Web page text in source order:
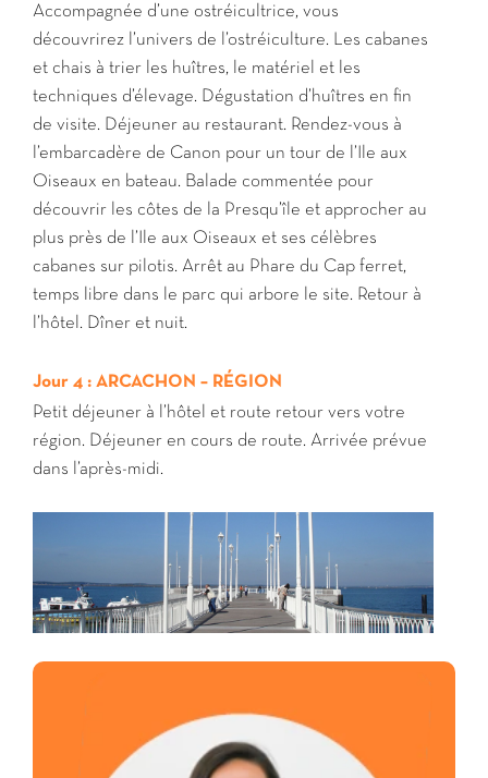
Accompagnée d’une ostréicultrice, vous
découvrirez l’univers de l’ostréiculture. Les cabanes
et chais à trier les huîtres, le matériel et les
techniques d’élevage. Dégustation d’huîtres en fin
de visite. Déjeuner au restaurant. Rendez-vous à
l’embarcadère de Canon pour un tour de l’Ile aux
Oiseaux en bateau. Balade commentée pour
découvrir les côtes de la Presqu’île et approcher au
plus près de l’Ile aux Oiseaux et ses célèbres
cabanes sur pilotis. Arrêt au Phare du Cap ferret,
temps libre dans le parc qui arbore le site. Retour à
l’hôtel. Dîner et nuit.
Jour 4 : ARCACHON – RÉGION
Petit déjeuner à l’hôtel et route retour vers votre
région. Déjeuner en cours de route. Arrivée prévue
dans l’après-midi.